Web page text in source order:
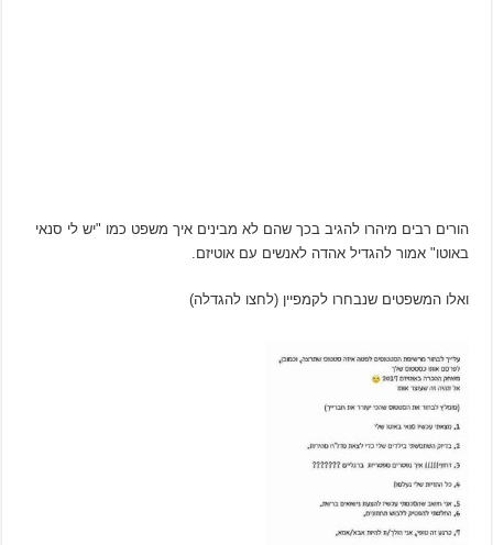
הורים רבים מיהרו להגיב בכך שהם לא מבינים איך משפט כמו "יש לי סנאי
באוטו" אמור להגדיל אהדה לאנשים עם אוטיזם.
ואלו המשפטים שנבחרו לקמפיין (לחצו להגדלה)